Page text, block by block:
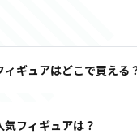
ィギュアはどこで買える
気フィギュアは？